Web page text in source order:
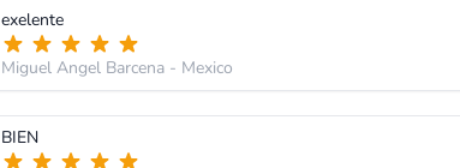
exelente
Miguel Angel Barcena - Mexico
BIEN